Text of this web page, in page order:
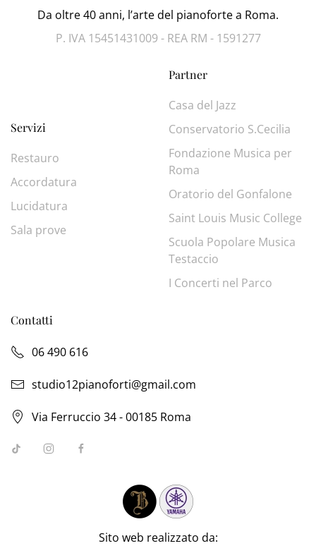
Da oltre 40 anni, l’arte del pianoforte a Roma.
P. IVA 15451431009 - REA RM - 1591277
Servizi
Restauro
Accordatura
Lucidatura
Sala prove
Partner
Casa del Jazz
Conservatorio S.Cecilia
Fondazione Musica per
Roma
Oratorio del Gonfalone
Saint Louis Music College
Scuola Popolare Musica
Testaccio
I Concerti nel Parco
Contatti
06 490 616
studio12pianoforti@gmail.com
Via Ferruccio 34 - 00185 Roma
Sito web realizzato da: